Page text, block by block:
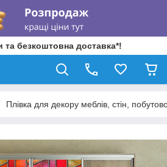
та безкоштовна доставка*!
Плівка для декору меблів, стін,